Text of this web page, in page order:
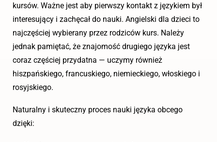
kursów. Ważne jest aby pierwszy kontakt z językiem był
interesujący i zachęcał do nauki. Angielski dla dzieci to
najczęściej wybierany przez rodziców kurs. Należy
jednak pamiętać, że znajomość drugiego języka jest
coraz częściej przydatna — uczymy również
hiszpańskiego, francuskiego, niemieckiego, włoskiego i
rosyjskiego.
Naturalny i skuteczny proces nauki języka obcego
dzięki: